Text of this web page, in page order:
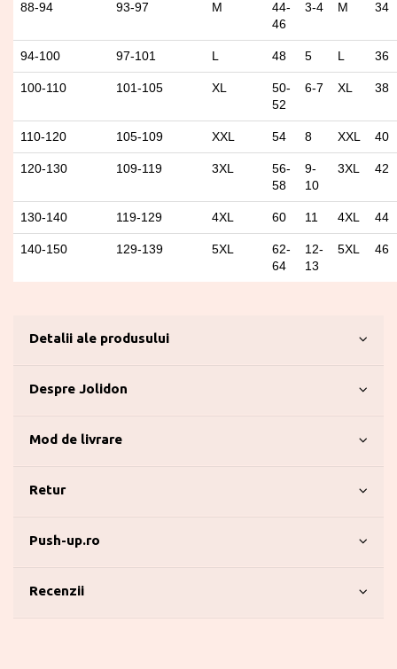
88-94 93-97 M
44-
46
3-4 M 34
94-100 97-101 L 48 5 L 36
100-110 101-105 XL
50-
52
6-7 XL 38
110-120 105-109 XXL 54 8 XXL 40
120-130 109-119 3XL
56-
58
9-
10
3XL 42
130-140 119-129 4XL 60 11 4XL 44
140-150 129-139 5XL
62-
64
12-
13
5XL 46
Detalii ale produsului
Despre Jolidon
Mod de livrare
Retur
Push-up.ro
Recenzii